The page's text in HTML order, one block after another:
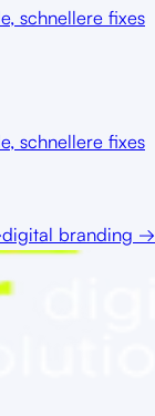
schnellere fixes
schnellere fixes
digital branding →